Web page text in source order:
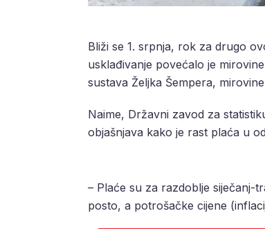
Bliži se 1. srpnja, rok za drugo
usklađivanje povećalo je
sustava Željka Šempera,
Naime, Državni zavod za
objašnjava kako je rast plaća u
– Plaće su za razdoblje siječanj-
posto, a potrošačke cijene